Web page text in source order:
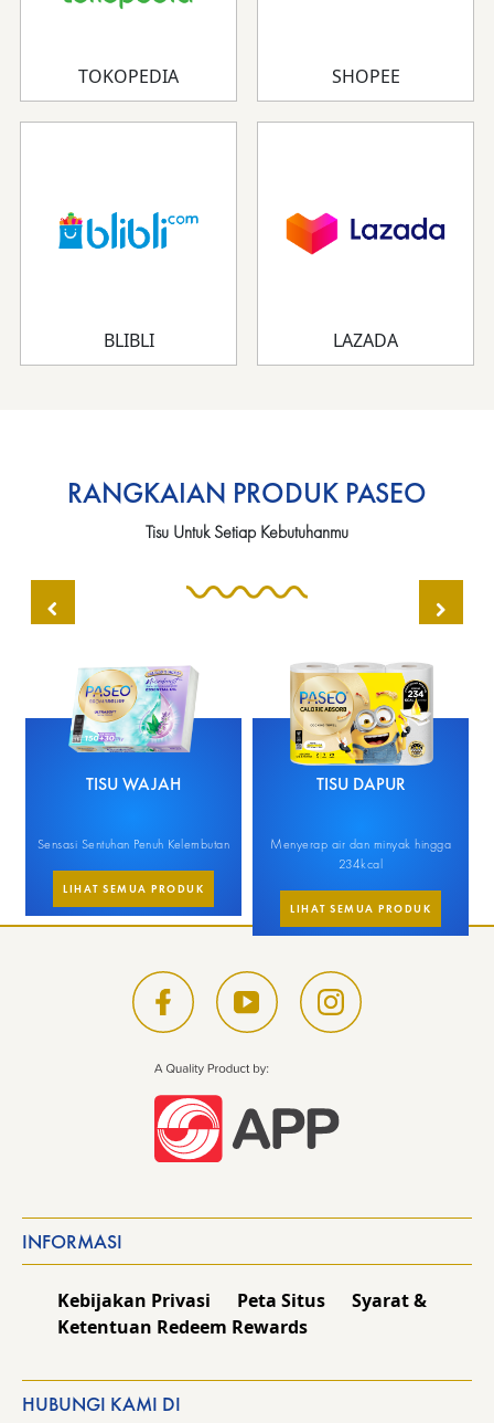
TOKOPEDIA SHOPEE
BLIBLI LAZADA
RANGKAIAN PRODUK PASEO
Tisu Untuk Setiap Kebutuhanmu
TISU WAJAH
Sensasi Sentuhan Penuh Kelembutan
LIHAT SEMUA PRODUK
TISU DAPUR
Menyerap air dan minyak hingga
234kcal
LIHAT SEMUA PRODUK
INFORMASI
Kebijakan Privasi Peta Situs
Syarat &
Ketentuan Redeem Rewards
HUBUNGI KAMI DI